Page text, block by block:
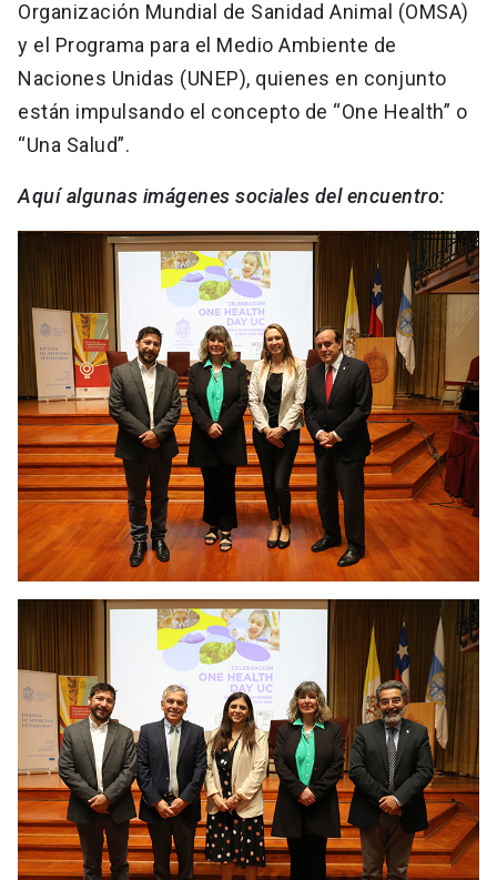
Organización Mundial de Sanidad Animal (OMSA)
y el Programa para el Medio Ambiente de
Naciones Unidas (UNEP), quienes en conjunto
están impulsando el concepto de “One Health” o
“Una Salud”.
Aquí algunas imágenes sociales del encuentro: